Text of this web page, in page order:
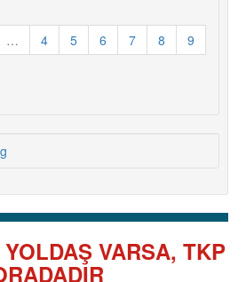
… 4 5 6 7 8
9
VARSA, TKP